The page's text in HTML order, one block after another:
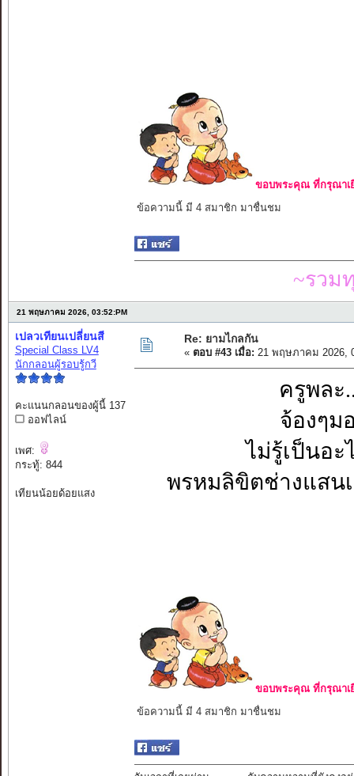
ขอบพระคุณ ที่กรุณาเ
ข้อความนี้ มี 4 สมาชิก มาชื่นชม
~รวม
21 พฤษภาคม 2026, 03:52:PM
เปลวเทียนเปลี่ยนสี
Special Class LV4
นักกลอนผู้รอบรู้กวี
คะแนนกลอนของผู้นี้ 137
ออฟไลน์
เพศ:
กระทู้: 844
เทียนน้อยด้อยแสง
Re: ยามไกลกัน
« ตอบ #43 เมื่อ: 21 พฤษภาคม 2026,
ครูพละ
จ้องๆม
ไม่รู้เป็นอะ
พรหมลิขิตช่างแสน
ขอบพระคุณ ที่กรุณาเ
ข้อความนี้ มี 4 สมาชิก มาชื่นชม